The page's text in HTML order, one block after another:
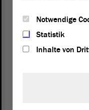
kein
politisch gestalten
Ich kenne Lehrer,
Notwendige
Statistik
Inhalte von